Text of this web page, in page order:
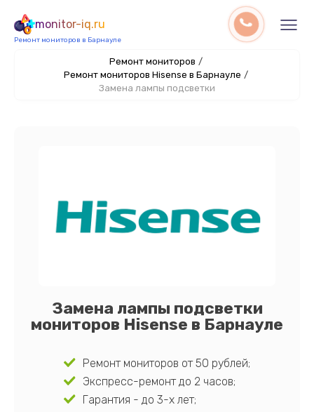
monitor-iq.ru
Ремонт мониторов в Барнауле
Ремонт мониторов /
Ремонт мониторов Hisense в Барнауле /
Замена лампы подсветки
Замена лампы подсветки
мониторов Hisense в Барнауле
Ремонт мониторов от 50 рублей;
Экспресс-ремонт до 2 часов;
Гарантия - до 3-х лет;